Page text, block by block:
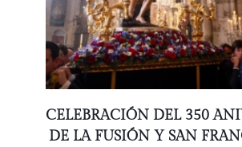
CELEBRACIÓN DEL 350
DE LA FUSIÓN Y SAN